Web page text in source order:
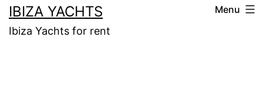
IBIZA YACHTS
Ibiza Yachts for rent
Menu